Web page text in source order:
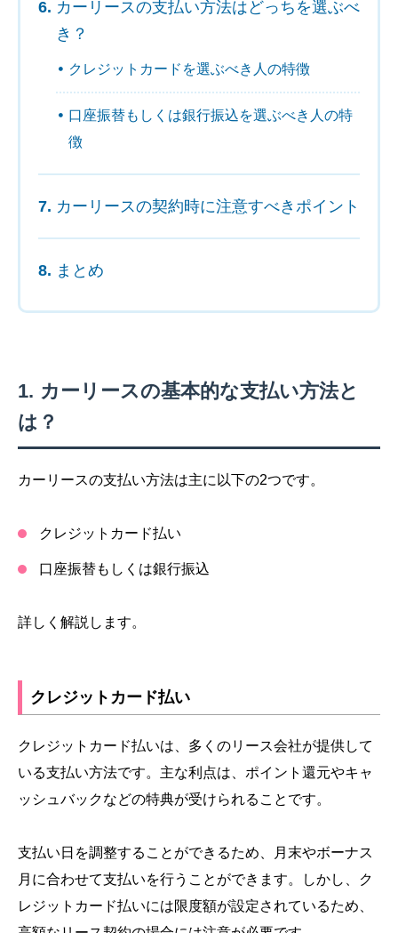
カーリースの支払い方法はどっちを選ぶべ
き？
クレジットカードを選ぶべき人の特徴
口座振替もしくは銀行振込を選ぶべき人の特
徴
カーリースの契約時に注意すべきポイント
まとめ
カーリースの基本的な支払い方法と
は？
カーリースの支払い方法は主に以下の2つです。
クレジットカード払い
口座振替もしくは銀行振込
詳しく解説します。
クレジットカード払い
クレジットカード払いは、多くのリース会社が提供して
いる支払い方法です。主な利点は、ポイント還元やキャ
ッシュバックなどの特典が受けられることです。
支払い日を調整することができるため、月末やボーナス
月に合わせて支払いを行うことができます。しかし、ク
レジットカード払いには限度額が設定されているため、